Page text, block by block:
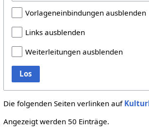
Vorlageneinbindungen ausblenden
Links ausblenden
Weiterleitungen ausblenden
Los
Die folgenden Seiten verlinken auf
Angezeigt werden 50 Einträge.